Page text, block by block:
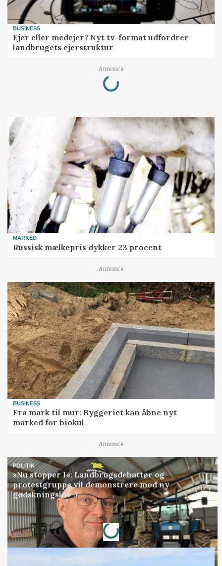
BUSINESS
Ejer eller medejer? Nyt tv-format udfordrer
landbrugets ejerstruktur
Annonce
Loading...
MARKED
Russisk mælkepris dykker 23 procent
Annonce
BUSINESS
Fra mark til mur: Byggeriet kan åbne nyt
marked for biokul
Annonce
POLITIK
»Nu stopper I«: Landbrugsdebattør og
protestgruppe vil demonstrere mod ny
gødskningslov
Annonce
Loading...